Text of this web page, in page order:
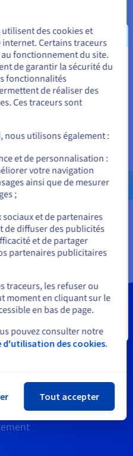
d'information (PSSI)
de cybersécurité pour
nécessaires pour
en établissant le lien entre
moyens mis en œuvre pour
:
afin de
risques de sécurité ;
parties intéressées
de mise en œuvre et
sécurité des systèmes
au sein d'OVHcloud.
d'OVHcloud
ou
OVHcloud vous rappelle
en États-
le site de votre pays (États-
Anglais
USD -
Fermer
utilisent des cookies et
Certains traceurs
fonctionnement du site.
de garantir la sécurité du
fonctionnalités
de réaliser des
Ces traceurs sont
nous utilisons également :
et de personnalisation :
votre navigation
ainsi que de mesurer
;
et de partenaires
de diffuser des publicités
et de partager
partenaires publicitaires
traceurs, les refuser ou
moment en cliquant sur le
en bas de page.
pouvez consulter notre
des cookies.
Tout accepter